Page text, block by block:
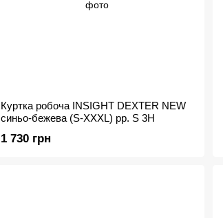
Куртка робоча INSIGHT DEXTER NEW
синьо-бежева (S-XXXL) рр. S 3H
1 730 грн